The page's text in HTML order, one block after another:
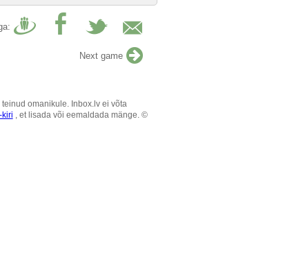
Next game
omanikule. Inbox.lv ei võta
kiri , et lisada või eemaldada mänge. ©